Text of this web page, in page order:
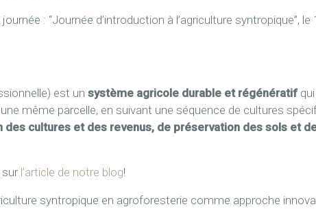
: “Journée d’introduction à l’agriculture syntropique”,
est un système agricole durable et régénératifqui
même parcelle, en suivant une séquence de cultures
des cultures et des revenus, de préservation des sols et
sur l’article de notre blog!
syntropique en agroforesterie comme approche